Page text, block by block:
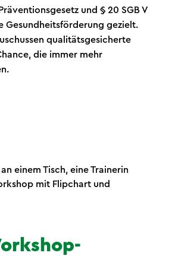
und § 20 SGB V
Gesundheitsförderung gezielt.
qualitätsgesicherte
die immer mehr